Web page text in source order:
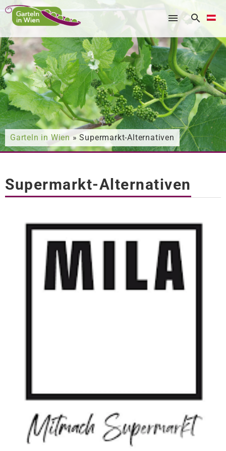
Nach was suchen Sie?
Garteln in Wien » Supermarkt-Alternativen
Supermarkt-Alternativen